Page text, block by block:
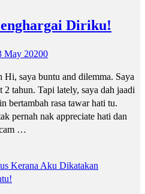
Diriku!
May 20200
Hi, saya buntu and dilemma. Saya
tahun. Tapi lately, saya dah jaadi
bertambah rasa tawar hati tu.
pernah nak appreciate hati dan
…